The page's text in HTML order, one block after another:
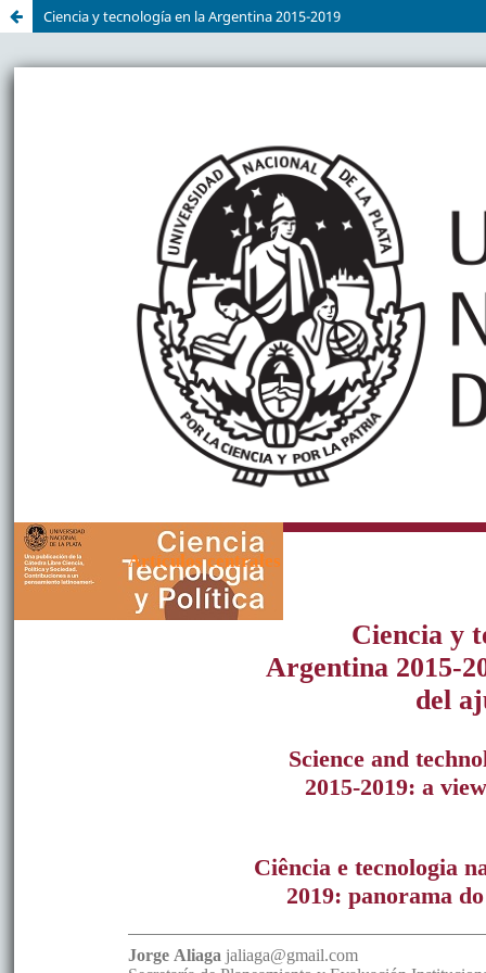
Ciencia y tecnología en la Argentina 2015-2019